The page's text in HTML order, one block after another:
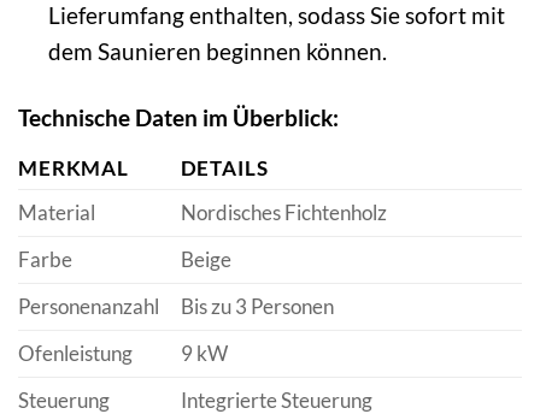
Lieferumfang enthalten, sodass Sie sofort mit
dem Saunieren beginnen können.
Technische Daten im Überblick:
MERKMAL
DETAILS
Material
Nordisches Fichtenholz
Farbe
Beige
Personenanzahl
Bis zu 3 Personen
Ofenleistung
9 kW
Steuerung
Integrierte Steuerung